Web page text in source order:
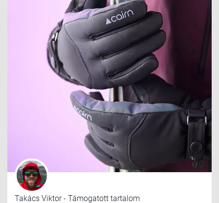
Takács Viktor - Támogatott tartalom